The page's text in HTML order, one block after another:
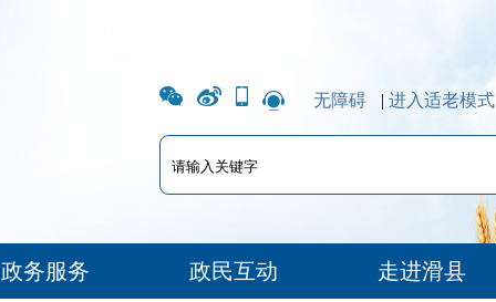
无障碍 | 进入适老模式
政务服务 政民互动 走进滑县